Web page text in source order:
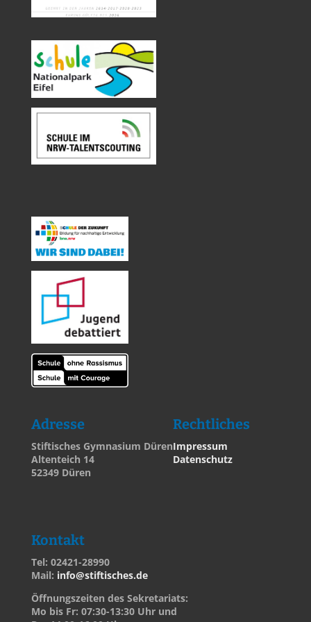
Adresse
Stiftisches Gymnasium Düren
Altenteich 14
52349 Düren
Rechtliches
Impressum
Datenschutz
Kontakt
Tel: 02421-28990
Mail: info@stiftisches.de
Öffnungszeiten des Sekretariats:
Mo bis Fr: 07:30-13:30 Uhr und